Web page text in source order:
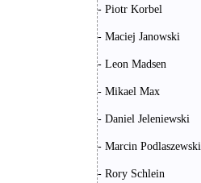
- Piotr Korbel
- Maciej Janowski
- Leon Madsen
- Mikael Max
- Daniel Jeleniewski
- Marcin Podlaszewski
- Rory Schlein